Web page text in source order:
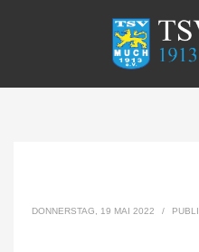
DONNERSTAG, 19 MAI 2022 /